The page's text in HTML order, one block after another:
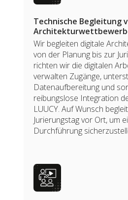
Technische Begleitung
Wir begleiten digitale
von der Planung bis zur
richten wir die digitalen
verwalten Zugänge,
Datenaufbereitung und
reibungslose Integration
LUUCY. Auf Wunsch
Jurierungstag vor Ort, um
Durchführung